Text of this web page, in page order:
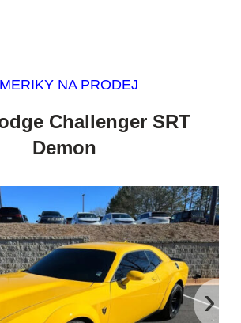
NA PRODEJ
Challenger SRT
Demon
›